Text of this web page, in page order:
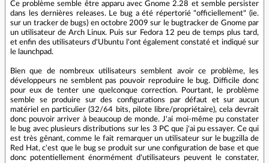
Ce problème semble être apparu avec Gnome 2.28 et semble persister
dans les dernières releases. Le bug a été répertorié "officiellement" (ie.
sur un tracker de bugs) en octobre 2009 sur le bugtracker de Gnome par
un utilisateur de Arch Linux. Puis sur Fedora 12 peu de temps plus tard,
et enfin des utilisateurs d'Ubuntu l'ont également constaté et indiqué sur
le launchpad.
Bien que de nombreux utilisateurs semblent avoir ce problème, les
développeurs ne semblent pas pouvoir reproduire le bug. Difficile donc
pour eux de tenter une quelconque correction. Pourtant, le problème
semble se produire sur des configurations par défaut et sur aucun
matériel en particulier (32/64 bits, pilote libre/propriétaire), cela devrait
donc pouvoir arriver à beaucoup de monde. J'ai moi-même pu constater
le bug avec plusieurs distributions sur les 3 PC que j'ai pu essayer. Ce qui
est très gênant, comme le fait remarquer un utilisateur sur le bugzilla de
Red Hat, c'est que le bug se produit sur une configuration de base et que
donc potentiellement énormément d'utilisateurs peuvent le constater,